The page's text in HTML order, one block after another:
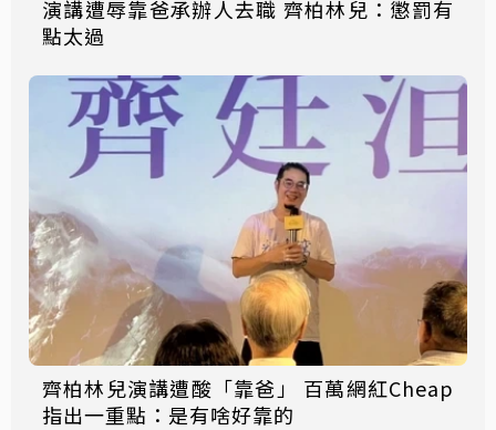
演講遭辱靠爸承辦人去職 齊柏林兒：懲罰有
點太過
齊柏林兒演講遭酸「靠爸」 百萬網紅Cheap
指出一重點：是有啥好靠的